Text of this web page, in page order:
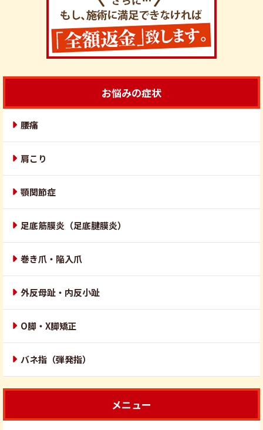
お悩みの症状
腰痛
肩こり
顎関節症
足底筋膜炎（足底腱膜炎）
巻き爪・陥入爪
外反母趾・内反小趾
O脚・X脚矯正
バネ指（弾発指）
メニュー